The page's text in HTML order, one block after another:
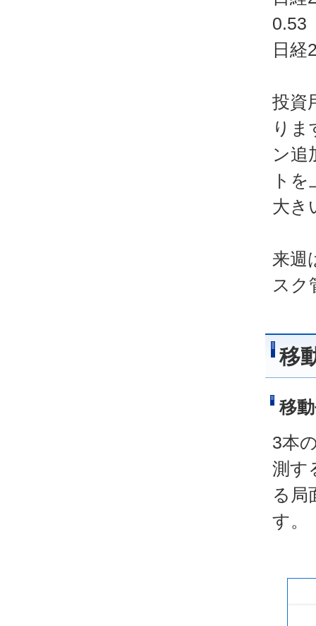
0.53
日経
投資
りま
ン追
ト
大き
来週
スク
移
移
3本
測す
る局
す。